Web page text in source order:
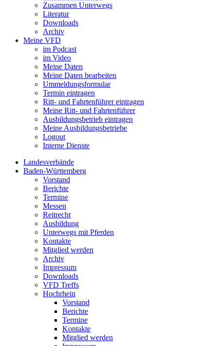
Zusammen Unterwegs
Literatur
Downloads
Archiv
Meine VFD
im Podcast
im Video
Meine Daten
Meine Daten bearbeiten
Ummeldungsformular
Termin eintragen
Ritt- und Fahrtenführer eintragen
Meine Ritt- und Fahrtenführer
Ausbildungsbetrieb eintragen
Meine Ausbildungsbetriebe
Logout
Interne Dienste
Landesverbände
Baden-Württemberg
Vorstand
Berichte
Termine
Messen
Reitrecht
Ausbildung
Unterwegs mit Pferden
Kontakte
Mitglied werden
Archiv
Impressum
Downloads
VFD Treffs
Hochrhein
Vorstand
Berichte
Termine
Kontakte
Mitglied werden